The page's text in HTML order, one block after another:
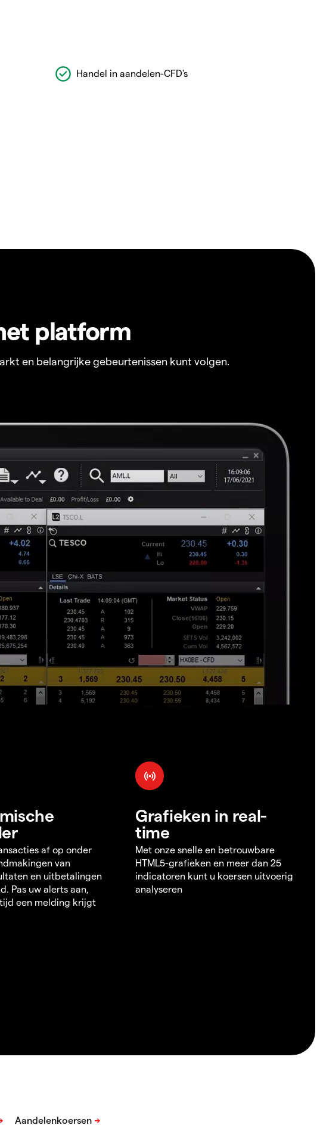
Handel in aandelen-CFD's
platform
en belangrijke gebeurtenissen kunt volgen.
af op onder
van
en uitbetalingen
Pas uw alerts aan,
een melding krijgt
Grafieken in real-
time
Met onze snelle en betrouwbare
HTML5-grafieken en meer dan 25
indicatoren kunt u koersen uitvoerig
analyseren